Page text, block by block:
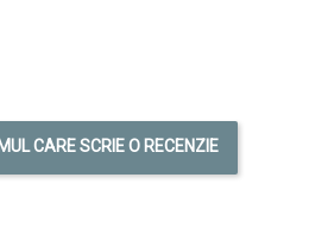
CARE SCRIE O RECENZIE